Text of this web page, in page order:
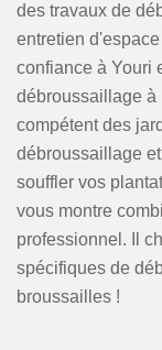
des travaux de
entretien
confiance à Youri
débroussaillage à
compétent des
débroussaillage
souffler vos
vous montre
professionnel. Il
spécifiques de
broussailles !